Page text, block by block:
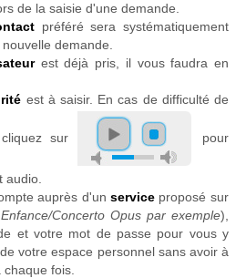
de la saisie d'une demande.
préféré sera systématiquement
demande.
est déjà pris, il vous faudra en
est à saisir. En cas de difficulté de
sur pour
audio.
auprès d'un service proposé sur
Concerto Opus par exemple),
et votre mot de passe pour vous y
votre espace personnel sans avoir à
fois.